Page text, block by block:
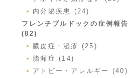
内分泌疾患 (24)
フレンチブルドックの症例報告
(82)
膿皮症・湿疹 (25)
脂漏症 (14)
アトピー・アレルギー (40)